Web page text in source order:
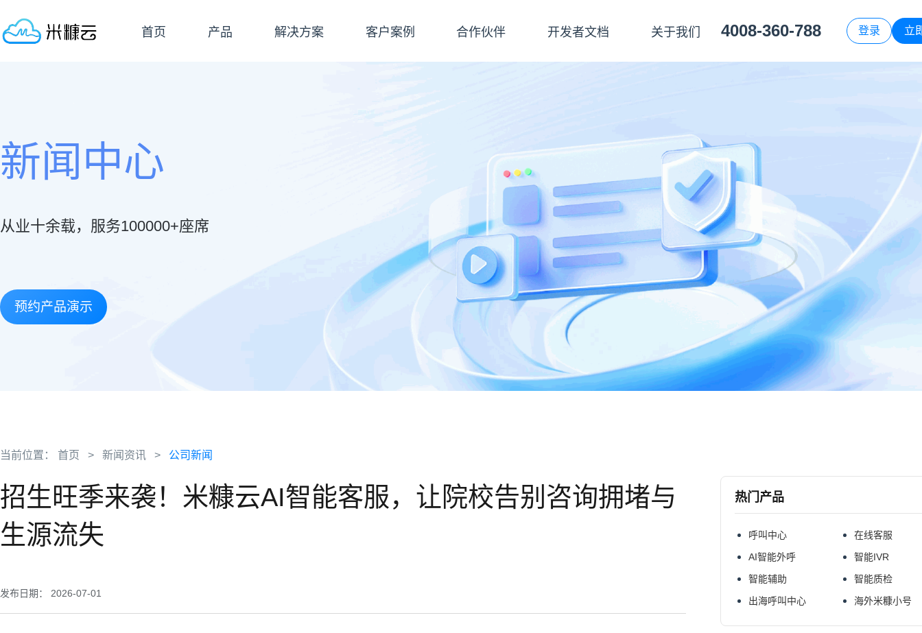
首页 产品 解决方案 客户案例 合作伙伴 开发者文档 关于我们 4008-360-788 登录 立
新闻中心
从业十余载，服务100000+座席
预约产品演示
当前位置： 首页 > 新闻资讯 > 公司新闻
招生旺季来袭！米糠云AI智能客服，让院校告别咨询拥堵与
生源流失
发布日期： 2026-07-01
热门产品
呼叫中心
AI智能外呼
智能辅助
出海呼叫中心
在线客服
智能IVR
智能质检
海外米糠小号